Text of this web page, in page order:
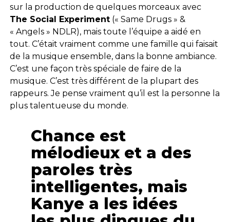
sur la production de quelques morceaux avec
The Social Experiment(« Same Drugs » &
« Angels » NDLR), mais toute l’équipe a aidé en
tout. C’était vraiment comme une famille qui faisait
de la musique ensemble, dans la bonne ambiance.
C’est une façon très spéciale de faire de la
musique. C’est très différent de la plupart des
rappeurs. Je pense vraiment qu’il est la personne la
plus talentueuse du monde.
Chance est
mélodieux et a des
paroles très
intelligentes, mais
Kanye a les idées